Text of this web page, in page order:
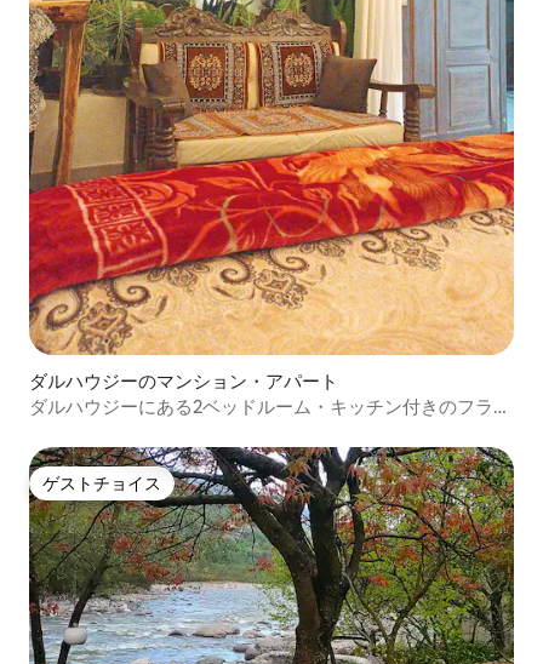
ダルハウジーのマンション・アパート
ダルハウジーにある2ベッドルーム・キッチン付きのフラッ
ゲストチョイス
ゲストチョイス